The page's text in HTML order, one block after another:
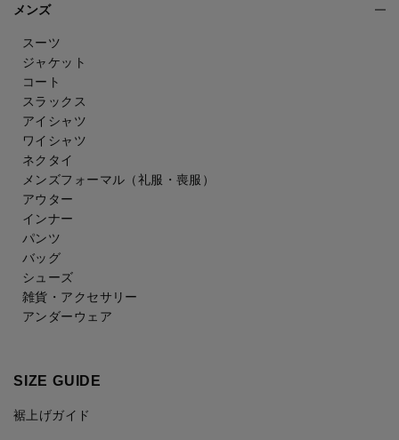
メンズ
スーツ
ジャケット
コート
スラックス
アイシャツ
ワイシャツ
ネクタイ
メンズフォーマル （礼服・喪服）
アウター
インナー
パンツ
バッグ
シューズ
雑貨・アクセサリー
アンダーウェア
SIZE GUIDE
裾上げガイド